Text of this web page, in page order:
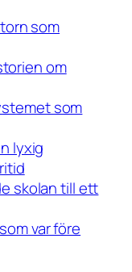
som
om
som
lyxig
skolan till ett
var före